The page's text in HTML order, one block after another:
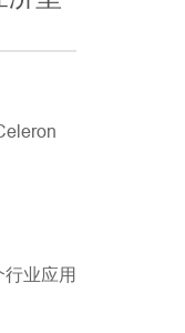
业应用